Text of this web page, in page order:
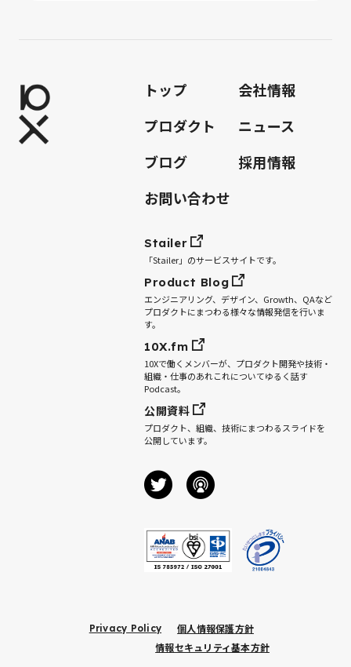
トップ
会社情報
プロダクト
ニュース
ブログ
採用情報
お問い合わせ
Stailer
「Stailer」のサービスサイトです。
Product Blog
エンジニアリング、デザイン、Growth、QAなど
プロダクトにまつわる様々な情報発信を行いま
す。
10X.fm
10Xで働くメンバーが、プロダクト開発や技術・
組織・仕事のあれこれについてゆるく話す
Podcast。
公開資料
プロダクト、組織、技術にまつわるスライドを
公開しています。
Privacy Policy
個人情報保護方針
情報セキュリティ基本方針